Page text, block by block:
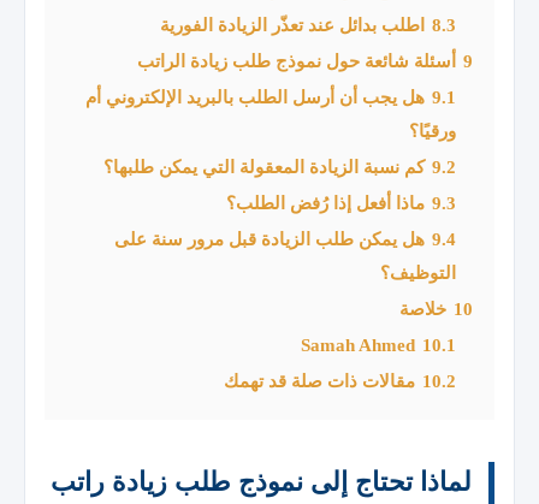
8.3
اطلب بدائل عند تعذّر الزيادة الفورية
9 أسئلة شائعة حول نموذج طلب زيادة الراتب
9.1 هل يجب أن أرسل الطلب بالبريد الإلكتروني أم
ورقيًا؟
9.2 كم نسبة الزيادة المعقولة التي يمكن طلبها؟
9.3 ماذا أفعل إذا رُفض الطلب؟
9.4 هل يمكن طلب الزيادة قبل مرور سنة على
التوظيف؟
10 خلاصة
10.1
Samah Ahmed
10.2 مقالات ذات صلة قد تهمك
لماذا تحتاج إلى نموذج طلب زيادة راتب